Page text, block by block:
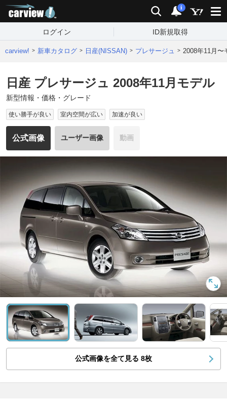
検索 通知
i
ログイン ID新規取得
carview! 新車カタログ 日産(NISSAN) プレサージュ 2008年11月〜
日産 プレサージュ 2008年11月モデル
新型情報・価格・グレード
使い勝手が良い 室内空間が広い 加速が良い
公式画像 ユーザー画像 動画
公式画像を全て見る 8枚